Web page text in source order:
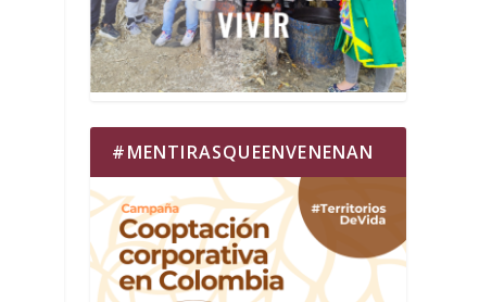
#MENTIRASQUEENVENENAN